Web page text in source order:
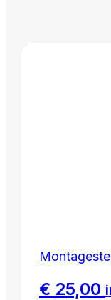
€ 25,00